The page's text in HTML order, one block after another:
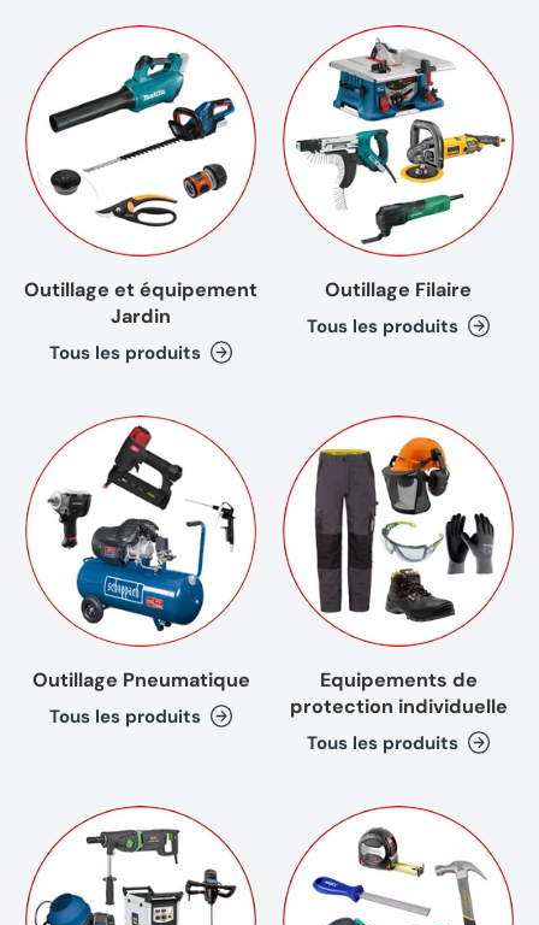
Outillage et équipement
Jardin
Tous les produits
Outillage Filaire
Tous les produits
Outillage Pneumatique
Tous les produits
Equipements de
protection individuelle
Tous les produits